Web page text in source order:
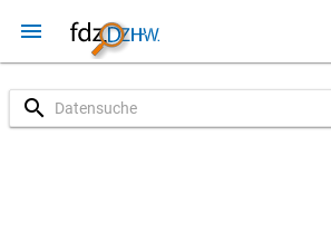
menu
search